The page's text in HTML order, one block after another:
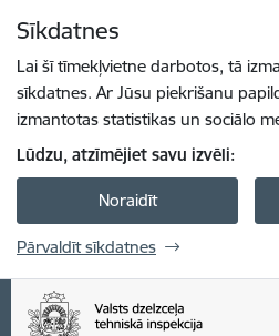
Sīkdatnes
Lai šī tīmekļvietne darbotos, tā
sīkdatnes. Ar Jūsu piekrišanu
izmantotas statistikas un sociālo
Lūdzu, atzīmējiet savu izvēli:
Noraidīt
Pārvaldīt sīkdatnes